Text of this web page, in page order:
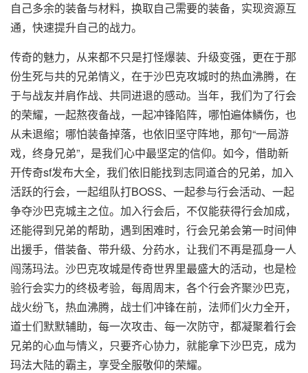
自己多余的装备与材料，换取自己需要的装备，实现资源互
通，快速提升自己的战力。
传奇的魅力，从来都不只是打怪爆装、升级变强，更在于那
份生死与共的兄弟情义，在于沙巴克攻城时的热血沸腾，在
于与战友并肩作战、共同进退的感动。当年，我们为了行会
的荣耀，一起熬夜备战，一起冲锋陷阵，哪怕遍体鳞伤，也
从未退缩；哪怕装备掉落，也依旧坚守阵地，那句“一局游
戏，终身兄弟”，是我们心中最坚定的信仰。如今，借助新
开传奇sf发布大全，我们依旧能找到志同道合的兄弟，加入
活跃的行会，一起组队打BOSS、一起参与行会活动、一起
争夺沙巴克城主之位。加入行会后，不仅能获得行会加成，
还能得到兄弟的帮助，遇到困难时，行会兄弟会第一时间伸
出援手，借装备、带升级、分药水，让我们不再是孤身一人
闯荡玛法。沙巴克攻城是传奇世界里最盛大的活动，也是检
验行会实力的终极考验，每周周末，各个行会齐聚沙巴克，
战火纷飞，热血沸腾，战士们冲锋在前，法师们火力全开，
道士们默默辅助，每一次攻击、每一次防守，都凝聚着行会
兄弟的心血与情义，只要齐心协力，就能拿下沙巴克，成为
玛法大陆的霸主，享受全服敬仰的荣耀。